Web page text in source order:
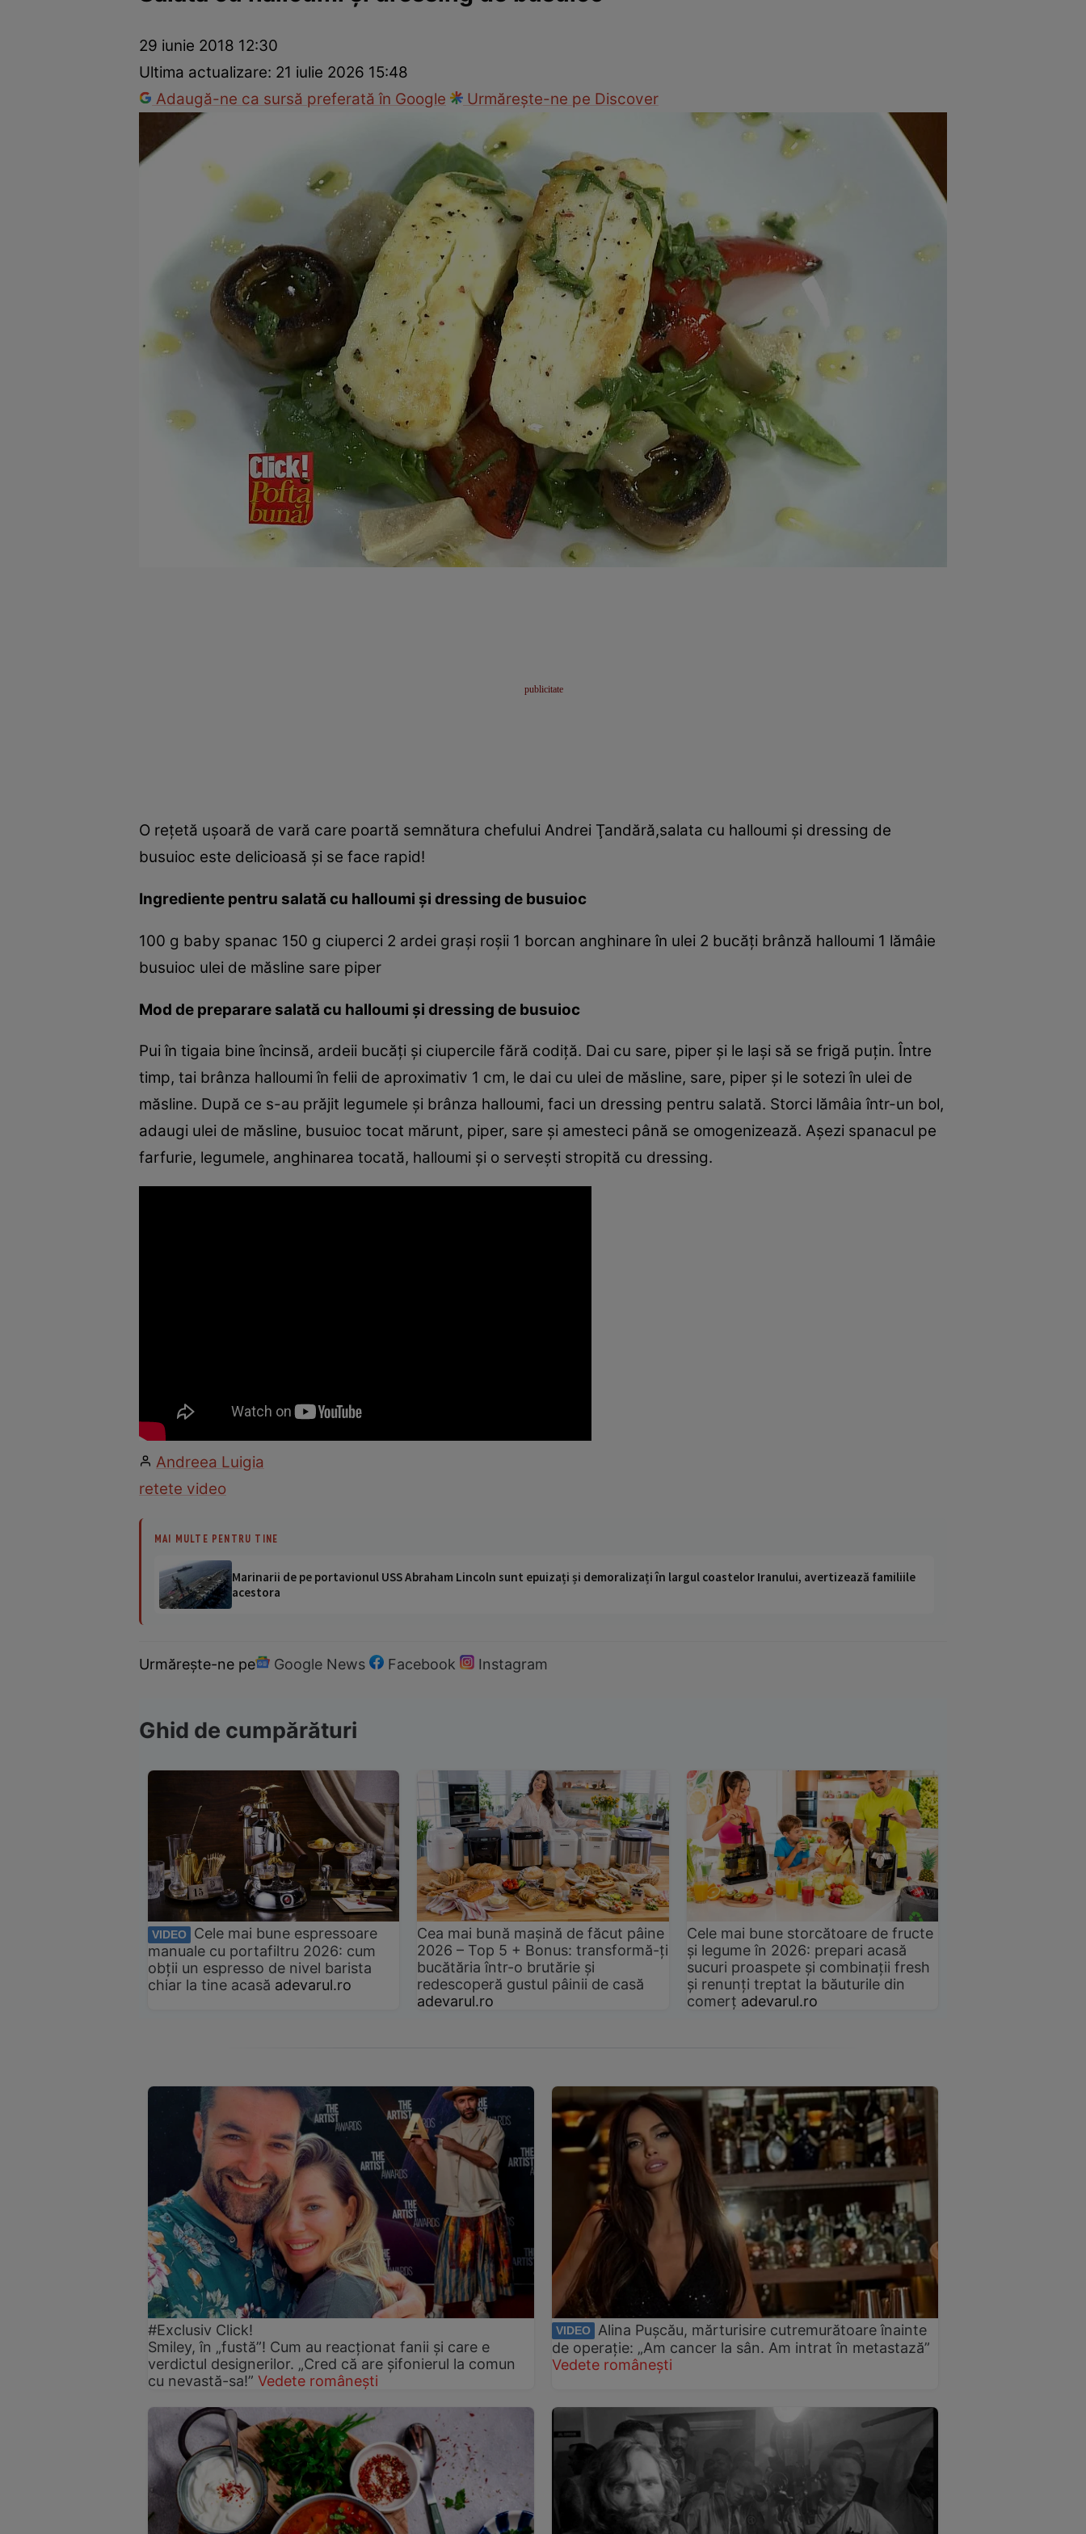
Mâncăruri rapideRețete cu legume
29 iunie 2018 12:30
Ultima actualizare: 21 iulie 2026 15:48
Adaugă-ne ca sursă preferată în Google
Urmărește-ne pe Discover
O reţetă uşoară de vară care poartă semnătura chefului Andrei Ţandără,salata cu halloumi şi dressing de
busuioc este delicioasă şi se face rapid!
Ingrediente pentru salată cu halloumi şi dressing de busuioc
100 g baby spanac 150 g ciuperci 2 ardei graşi roşii 1 borcan anghinare în ulei 2 bucăţi brânză halloumi 1 lămâie
busuioc ulei de măsline sare piper
Mod de preparare salată cu halloumi şi dressing de busuioc
Pui în tigaia bine încinsă, ardeii bucăţi şi ciupercile fără codiţă. Dai cu sare, piper şi le laşi să se frigă puţin. Între
timp, tai brânza halloumi în felii de aproximativ 1 cm, le dai cu ulei de măsline, sare, piper şi le sotezi în ulei de
măsline. După ce s-au prăjit legumele şi brânza halloumi, faci un dressing pentru salată. Storci lămâia într-un bol,
adaugi ulei de măsline, busuioc tocat mărunt, piper, sare şi amesteci până se omogenizează. Aşezi spanacul pe
farfurie, legumele, anghinarea tocată, halloumi şi o serveşti stropită cu dressing.
Andreea Luigia
retete video
MAI MULTE PENTRU TINE
Marinarii de pe portavionul USS Abraham Lincoln sunt epuizați și demoralizați în largul coastelor Iranului, avertizează familiile
acestora
Urmărește-ne pe Google News Facebook Instagram
Ghid de cumpărături
VIDEO
Cele mai bune espressoare
manuale cu portafiltru 2026: cum
obții un espresso de nivel barista
chiar la tine acasă adevarul.ro
Cea mai bună mașină de făcut pâine
2026 – Top 5 + Bonus: transformă-ți
bucătăria într-o brutărie și
redescoperă gustul pâinii de casă
adevarul.ro
Cele mai bune storcătoare de fructe
și legume în 2026: prepari acasă
sucuri proaspete și combinații fresh
și renunți treptat la băuturile din
comerț adevarul.ro
#Exclusiv Click!
Smiley, în „fustă”! Cum au reacționat fanii și care e
verdictul designerilor. „Cred că are șifonierul la comun
cu nevastă-sa!” Vedete românești
VIDEO
Alina Pușcău, mărturisire cutremurătoare înainte
de operație: „Am cancer la sân. Am intrat în metastază”
Vedete românești